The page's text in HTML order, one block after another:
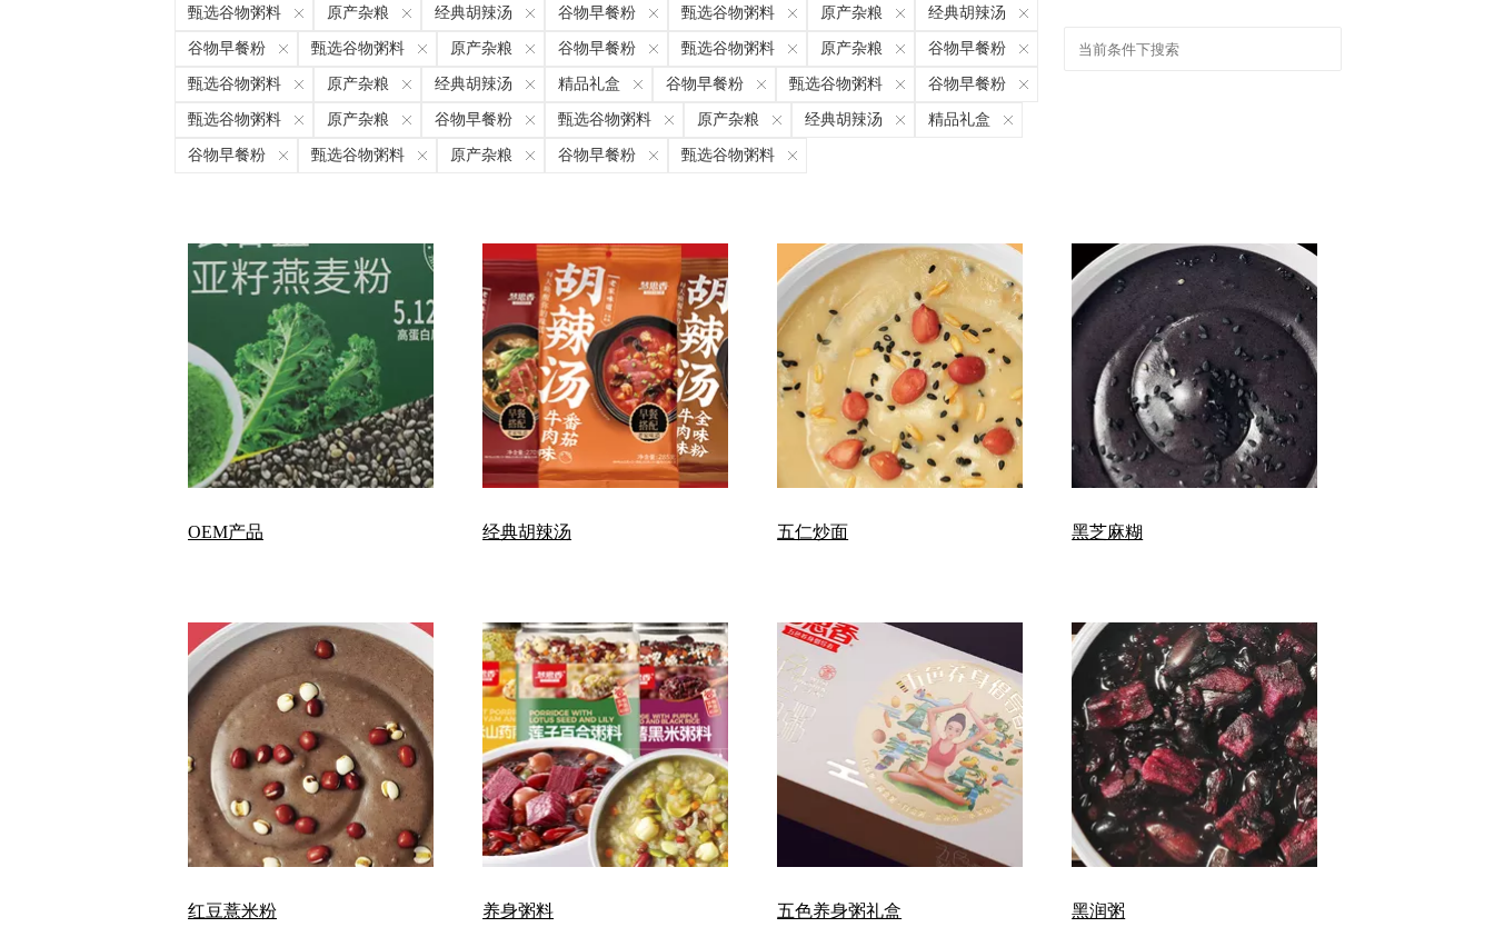
甄选谷物粥料 原产杂粮 经典胡辣汤 谷物早餐粉 甄选谷物粥料 原产杂粮 经典胡辣汤
谷物早餐粉 甄选谷物粥料 原产杂粮 谷物早餐粉 甄选谷物粥料 原产杂粮 谷物早餐粉
甄选谷物粥料 原产杂粮 经典胡辣汤 精品礼盒 谷物早餐粉 甄选谷物粥料 谷物早餐粉
甄选谷物粥料 原产杂粮 谷物早餐粉 甄选谷物粥料 原产杂粮 经典胡辣汤 精品礼盒
谷物早餐粉 甄选谷物粥料 原产杂粮 谷物早餐粉 甄选谷物粥料
OEM产品 经典胡辣汤 五仁炒面 黑芝麻糊
红豆薏米粉 养身粥料 五色养身粥礼盒 黑润粥